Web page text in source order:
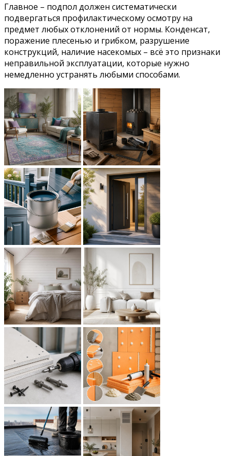
Главное – подпол должен систематически
подвергаться профилактическому осмотру на
предмет любых отклонений от нормы. Конденсат,
поражение плесенью и грибком, разрушение
конструкций, наличие насекомых – всё это признаки
неправильной эксплуатации, которые нужно
немедленно устранять любыми способами.